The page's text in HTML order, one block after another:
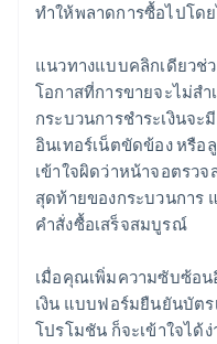
ทำให้พลาดการซื้อไปโด
แนวทางแบบคลิกเดียวช่
โอกาสที่การขายจะไม่ส
กระบวนการชำระเงินจ
อินเทอร์เน็ตขัดข้อง หรื
เข้าใจผิดว่าหน้าจอตรว
สุดท้ายของกระบวนการ
คำสั่งซื้อเสร็จสมบูรณ์
เมื่อคุณเพิ่มความซับซ้อน
เงิน แบบฟอร์มยืนยันบัตร
โปรโมชัน ก็จะเข้าใจได้